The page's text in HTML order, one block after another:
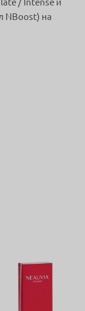
/ Intense и
NBoost) на